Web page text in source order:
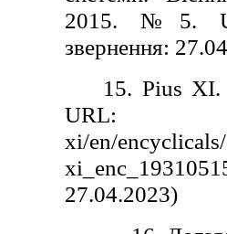
2015. №5.
звернення:
15. Pius XI.
URL:
xi/en/
27.04.2023)